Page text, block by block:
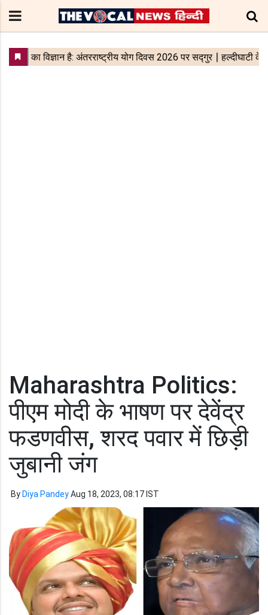
Maharashtra Politics:
पीएम मोदी के भाषण पर देवेंद्र
फडणवीस, शरद पवार में छिड़ी
जुबानी जंग
By Diya PandeyAug 18, 2023, 08:17 IST